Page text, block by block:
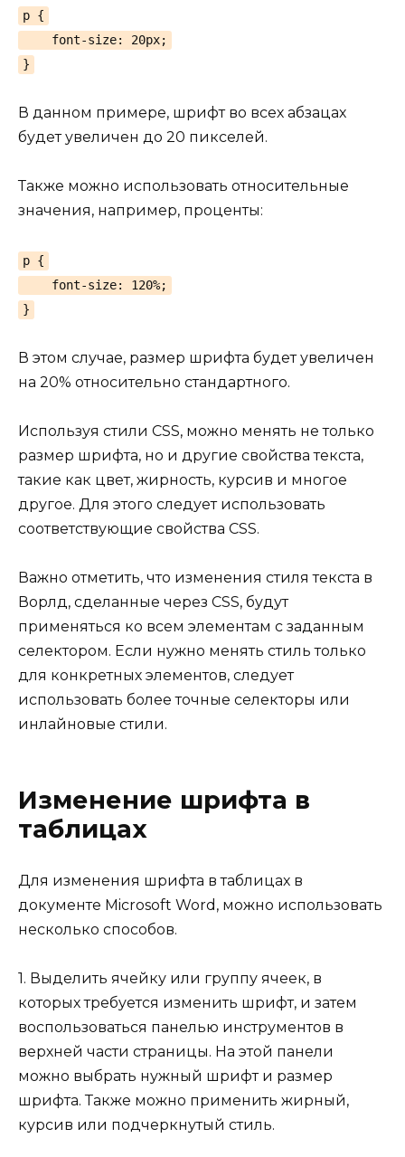
p {
font-size: 20px;
}
В данном примере, шрифт во всех абзацах
будет увеличен до 20 пикселей.
Также можно использовать относительные
значения, например, проценты:
p {
font-size: 120%;
}
В этом случае, размер шрифта будет увеличен
на 20% относительно стандартного.
Используя стили CSS, можно менять не только
размер шрифта, но и другие свойства текста,
такие как цвет, жирность, курсив и многое
другое. Для этого следует использовать
соответствующие свойства CSS.
Важно отметить, что изменения стиля текста в
Ворлд, сделанные через CSS, будут
применяться ко всем элементам с заданным
селектором. Если нужно менять стиль только
для конкретных элементов, следует
использовать более точные селекторы или
инлайновые стили.
Изменение шрифта в
таблицах
Для изменения шрифта в таблицах в
документе Microsoft Word, можно использовать
несколько способов.
1. Выделить ячейку или группу ячеек, в
которых требуется изменить шрифт, и затем
воспользоваться панелью инструментов в
верхней части страницы. На этой панели
можно выбрать нужный шрифт и размер
шрифта. Также можно применить жирный,
курсив или подчеркнутый стиль.